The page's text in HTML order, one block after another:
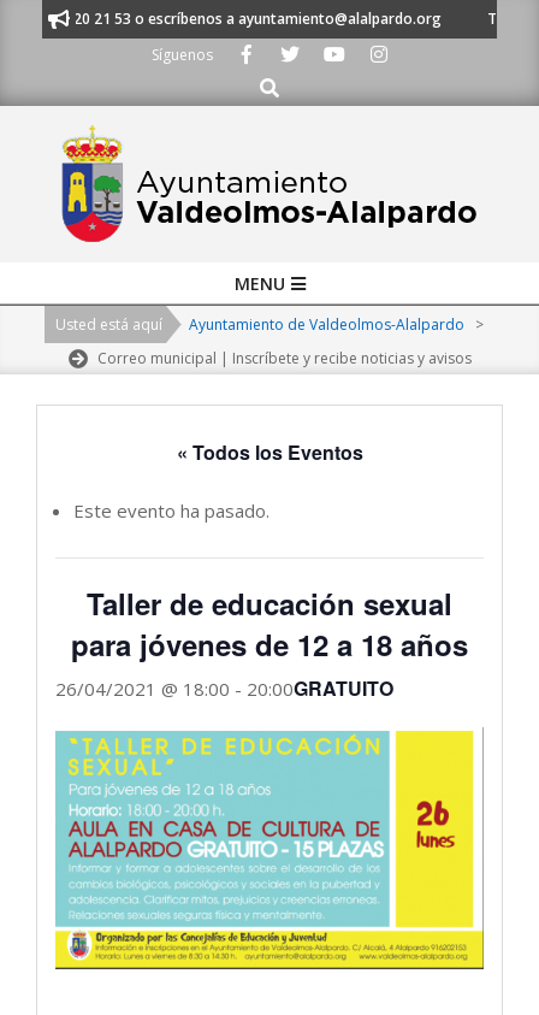
al 91 620 21 53 o escríbenos a ayuntamiento@alalpardo.org
TE
Síguenos
Buscar
Navigation
MENU
Usted está aquí Ayuntamiento de Valdeolmos-Alalpardo
>
Correo municipal | Inscríbete y recibe noticias y avisos
« Todos los Eventos
Este evento ha pasado.
Taller de educación sexual
para jóvenes de 12 a 18 años
26/04/2021 @ 18:00 - 20:00GRATUITO